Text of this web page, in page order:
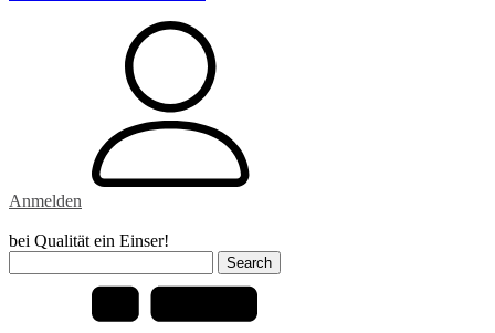
Anmelden
bei Qualität ein Einser!
for: